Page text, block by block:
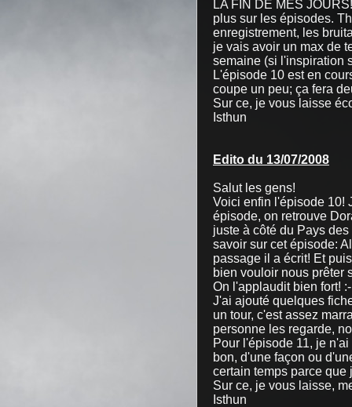
LA FIN DE MES
plus sur les épisodes.
enregistrement, les
je vais avoir un max de
semaine (si l'inspiration
L'épisode 10 est en
coupe un peu; ça fera
Sur ce, je vous laisse
Isthun
Edito du 13/07/2008
Salut les gens!
Voici enfin l'épisode 10!
épisode, on retrouve
juste à côté du Pays
savoir sur cet épisode:
passage il a écrit! Et
bien vouloir nous prêter
On l'applaudit bien fort!
J'ai ajouté quelques
un tour, c'est assez
personne les regarde,
Pour l'épisode 11, je
bon, d'une façon ou
certain temps parce
Sur ce, je vous laisse,
Isthun